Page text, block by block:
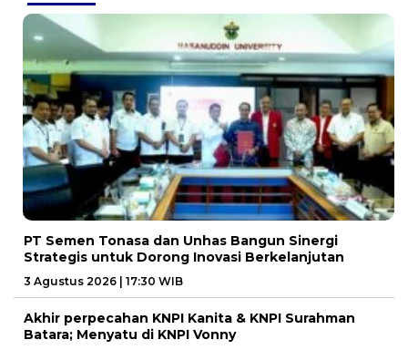
PT Semen Tonasa dan Unhas Bangun Sinergi
Strategis untuk Dorong Inovasi Berkelanjutan
3 Agustus 2026 | 17:30 WIB
Akhir perpecahan KNPI Kanita & KNPI Surahman
Batara; Menyatu di KNPI Vonny